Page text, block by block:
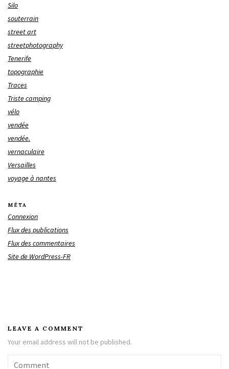
Silo
souterrain
street art
streetphotography
Tenerife
topographie
Traces
Triste camping
vélo
vendée
vendée.
vernaculaire
Versailles
voyage à nantes
MÉTA
Connexion
Flux des publications
Flux des commentaires
Site de WordPress-FR
LEAVE A COMMENT
Your email address will not be published.